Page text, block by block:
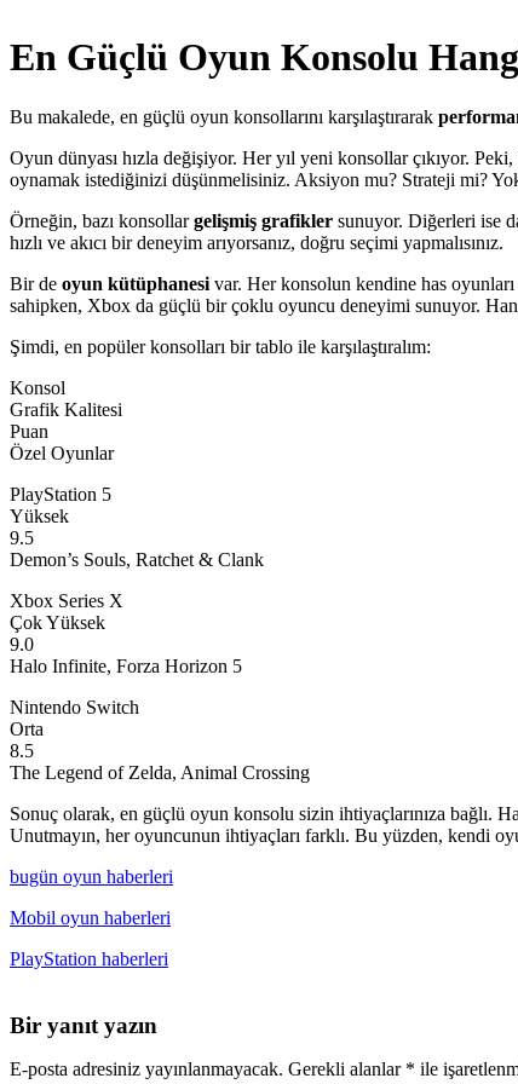
En Güçlü Oyun Konsolu
Bu makalede, en güçlü oyun konsollarını karşılaştırarak
Oyun dünyası hızla değişiyor. Her yıl yeni konsollar çıkıyor.
oynamak istediğinizi düşünmelisiniz. Aksiyon mu? Strateji mi?
Örneğin, bazı konsollargelişmiş grafikler sunuyor. Diğerleri ise
hızlı ve akıcı bir deneyim arıyorsanız, doğru seçimi yapmalısınız.
Bir de oyun kütüphanesi var. Her konsolun kendine has
sahipken, Xbox da güçlü bir çoklu oyuncu deneyimi sunuyor.
Şimdi, en popüler konsolları bir tablo ile karşılaştıralım:
Konsol
Grafik Kalitesi
Puan
Özel Oyunlar
PlayStation 5
Yüksek
9.5
Demon’s Souls, Ratchet & Clank
Xbox Series X
Çok Yüksek
9.0
Halo Infinite, Forza Horizon 5
Nintendo Switch
Orta
8.5
The Legend of Zelda, Animal Crossing
Sonuç olarak, en güçlü oyun konsolu sizin ihtiyaçlarınıza
Unutmayın, her oyuncunun ihtiyaçları farklı. Bu yüzden, kendi
bugün oyun haberleri
Mobil oyun haberleri
PlayStation haberleri
Bir yanıt yazın
E-posta adresiniz yayınlanmayacak. Gerekli alanlar * ile